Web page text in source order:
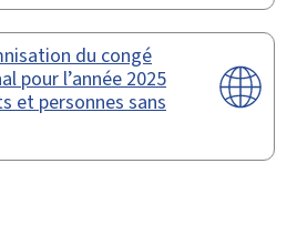
du congé
pour l’année 2025
et personnes sans